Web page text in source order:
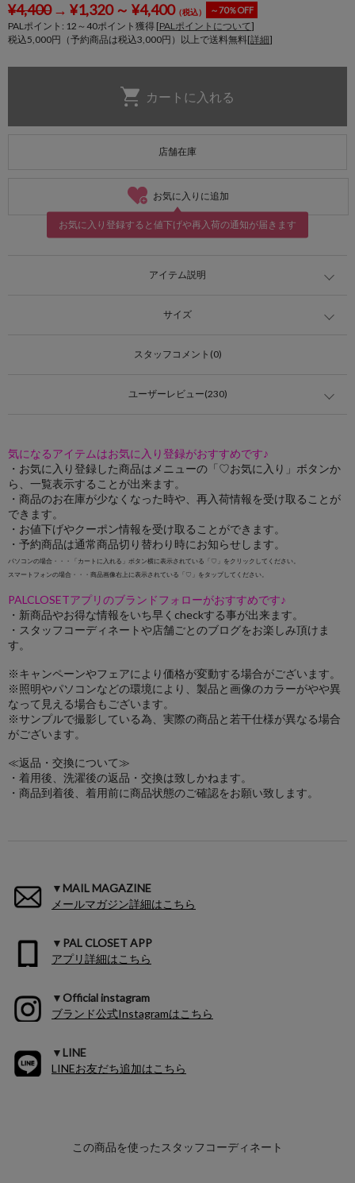
¥4,400→ ¥1,320～ ¥4,400（税込） ～70％OFF
PALポイント: 12 ～40ポイント獲得 [PALポイントについて]
税込5,000円（予約商品は税込3,000円）以上で送料無料[詳細]
店舗在庫
お気に入りに追加
お気に入り登録すると値下げや再入荷の通知が届きます
アイテム説明
サイズ
スタッフコメント(0)
ユーザーレビュー(230)
気になるアイテムはお気に入り登録がおすすめです♪
・お気に入り登録した商品はメニューの「♡お気に入り」ボタンか
ら、一覧表示することが出来ます。
・商品のお在庫が少なくなった時や、再入荷情報を受け取ることが
できます。
・お値下げやクーポン情報を受け取ることができます。
・予約商品は通常商品切り替わり時にお知らせします。
パソコンの場合・・・「カートに入れる」ボタン横に表示されている「♡」をクリックしてください。
スマートフォンの場合・・・商品画像右上に表示されている「♡」をタップしてください。
PALCLOSETアプリのブランドフォローがおすすめです♪
・新商品やお得な情報をいち早くcheckする事が出来ます。
・スタッフコーディネートや店舗ごとのブログをお楽しみ頂けま
す。
※キャンペーンやフェアにより価格が変動する場合がございます。
※照明やパソコンなどの環境により、製品と画像のカラーがやや異
なって見える場合もございます。
※サンプルで撮影している為、実際の商品と若干仕様が異なる場合
がございます。
≪返品・交換について≫
・着用後、洗濯後の返品・交換は致しかねます。
・商品到着後、着用前に商品状態のご確認をお願い致します。
▼MAIL MAGAZINE
メールマガジン詳細はこちら
▼PAL CLOSET APP
アプリ詳細はこちら
▼Official instagram
ブランド公式Instagramはこちら
▼LINE
LINEお友だち追加はこちら